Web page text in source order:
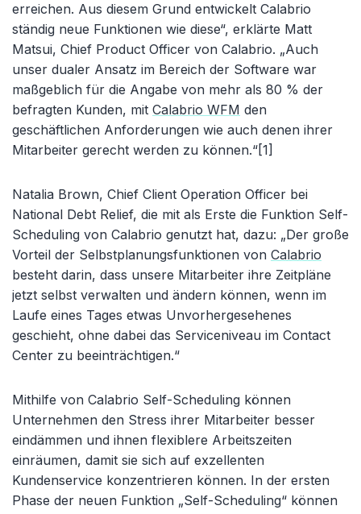
erreichen. Aus diesem Grund entwickelt Calabrio
ständig neue Funktionen wie diese“, erklärte Matt
Matsui, Chief Product Officer von Calabrio. „Auch
unser dualer Ansatz im Bereich der Software war
maßgeblich für die Angabe von mehr als 80 % der
befragten Kunden, mit Calabrio WFM den
geschäftlichen Anforderungen wie auch denen ihrer
Mitarbeiter gerecht werden zu können.“[1]
Natalia Brown, Chief Client Operation Officer bei
National Debt Relief, die mit als Erste die Funktion Self-
Scheduling von Calabrio genutzt hat, dazu: „Der große
Vorteil der Selbstplanungsfunktionen von Calabrio
besteht darin, dass unsere Mitarbeiter ihre Zeitpläne
jetzt selbst verwalten und ändern können, wenn im
Laufe eines Tages etwas Unvorhergesehenes
geschieht, ohne dabei das Serviceniveau im Contact
Center zu beeinträchtigen.“
Mithilfe von Calabrio Self-Scheduling können
Unternehmen den Stress ihrer Mitarbeiter besser
eindämmen und ihnen flexiblere Arbeitszeiten
einräumen, damit sie sich auf exzellenten
Kundenservice konzentrieren können. In der ersten
Phase der neuen Funktion „Self-Scheduling“ können